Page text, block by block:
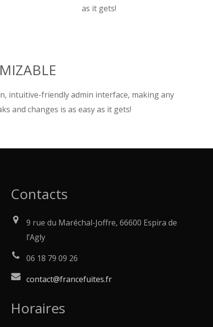
as it gets!
intuitive-friendly admin interface, making any
and changes is as easy as it gets!
Contacts
9 rue du Maréchal-Joffre, 66600 Espira de
l’Agly
06 18 79 09 26
contact@francefuites.fr
Horaires